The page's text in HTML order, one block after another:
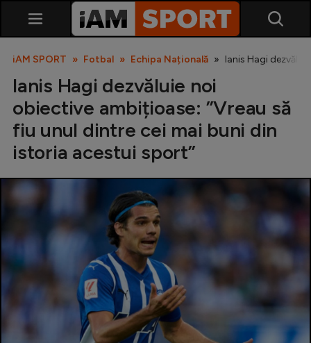
SuperLiga
Liga 2
Cupa României
Echipa Națională
U21
Fotbal feminin
Special
iAM SPORT Fotbal Echipa Națională Ianis Hagi
Ianis Hagi dezvăluie noi
obiective ambițioase: ”Vreau să
fiu unul dintre cei mai buni din
istoria acestui sport”